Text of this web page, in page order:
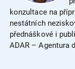
konzultace na
nestátních
přednáškové i
ADAR – Agentura